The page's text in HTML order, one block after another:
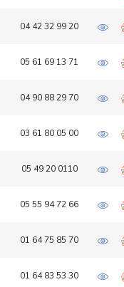
04 42 32 99 20
05 61 69 13 71
04 90 88 29 70
03 61 80 05 00
05 49 20 0110
05 55 94 72 66
01 64 75 85 70
01 64 83 53 30